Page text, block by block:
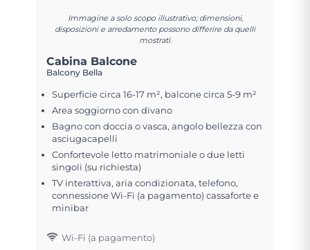
Immagine a solo scopo illustrativo; dimensioni,
disposizioni e arredamento possono differire da quelli
mostrati.
Cabina Balcone
Balcony Bella
Superficie circa 16-17 m², balcone circa 5-9 m²
Area soggiorno con divano
Bagno con doccia o vasca, angolo bellezza con
asciugacapelli
Confortevole letto matrimoniale o due letti
singoli (su richiesta)
TV interattiva, aria condizionata, telefono,
connessione Wi-Fi (a pagamento) cassaforte e
minibar
Wi-Fi (a pagamento)